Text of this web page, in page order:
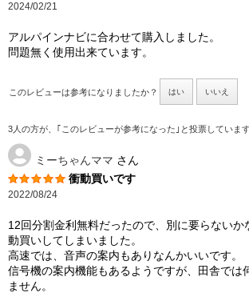
2024/02/21
アルパインナビに合わせて購入しました。
問題無く使用出来ています。
このレビューは参考になりましたか？ はい いいえ
3人の方が、｢このレビューが参考になった｣と投票しています
ミーちゃんママ さん
衝動買いです
2022/08/24
12回分割金利無料だったので、別に要らないか
動買いしてしまいました。
高速では、音声の案内もありなんかいいです。
信号機の案内機能もあるようですが、田舎では
ません。